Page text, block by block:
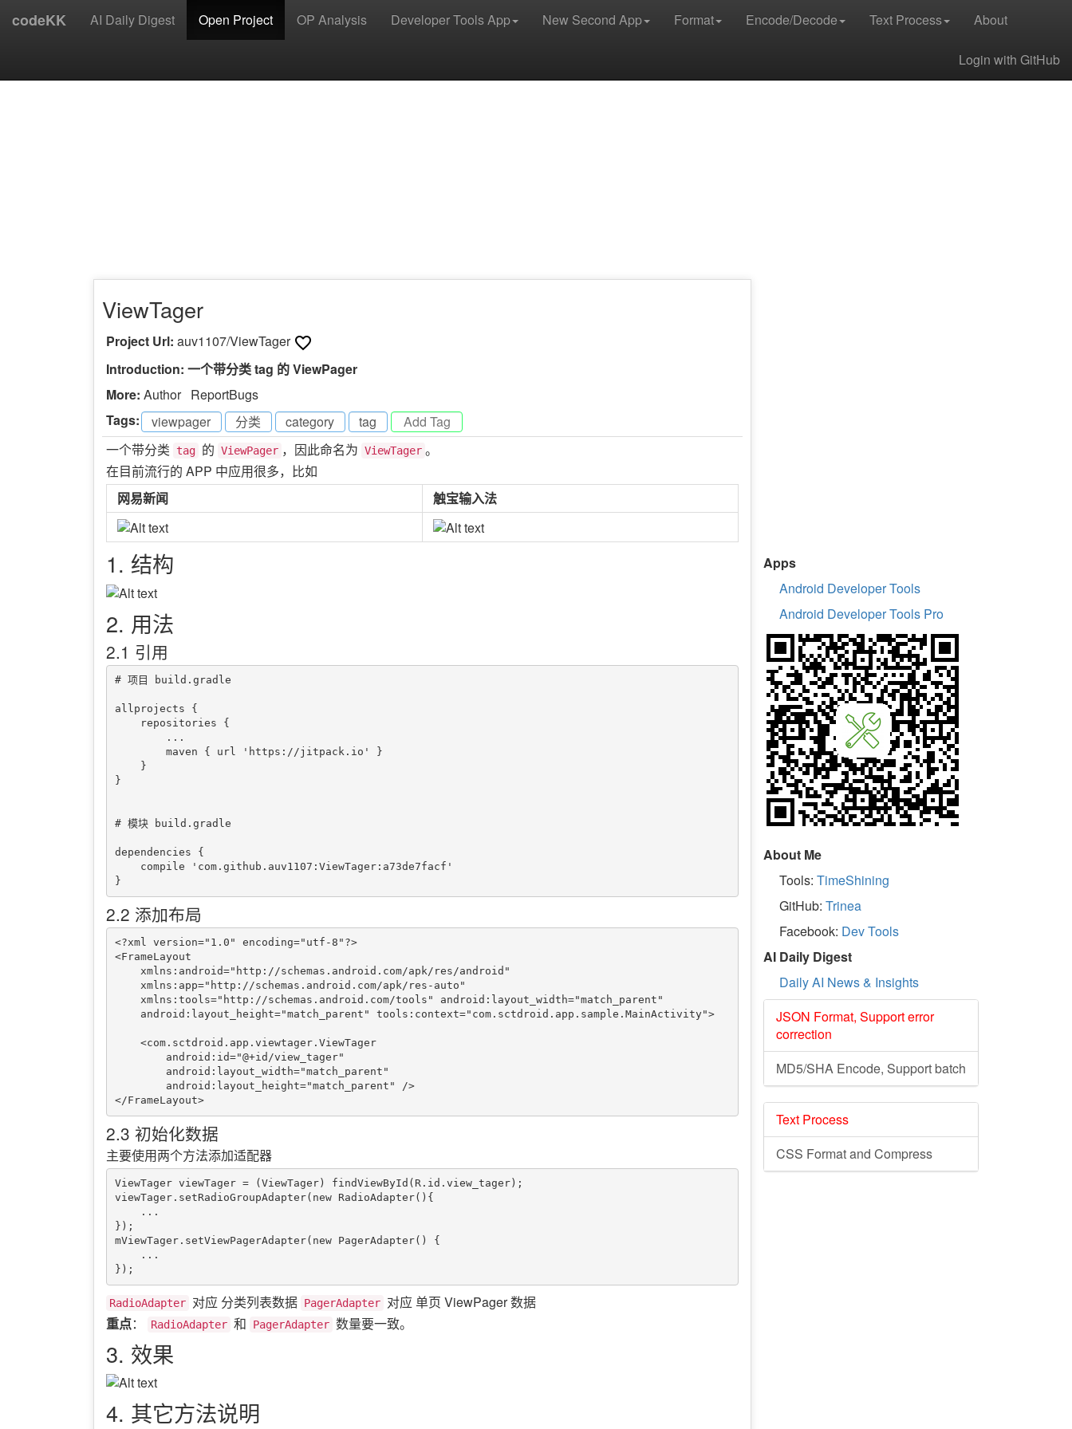
codeKK AI Daily Digest Open Project OP Analysis Developer Tools App New Second App Format Encode/Decode Text Process About
Login with GitHub
ViewTager
Project Url: auv1107/ViewTager
Introduction: 一个带分类 tag 的 ViewPager
More: Author ReportBugs
Tags:
viewpager 分类 category tag
一个带分类
tag 的 ViewPager ，因此命名为 ViewTager 。
在目前流行的 APP 中应用很多，比如
网易新闻
触宝输入法
1. 结构
2. 用法
2.1 引用
# 项目 build.gradle
allprojects {
}
# 模块 build.gradle
dependencies {
2.2 添加布局
<?xml version="1.0" encoding="utf-8"?>
<FrameLayout
</FrameLayout>
2.3 初始化数据
主要使用两个方法添加适配器
ViewTager viewTager = (ViewTager) findViewById(R.id.view_tager);
viewTager.setRadioGroupAdapter(new RadioAdapter(){
});
mViewTager.setViewPagerAdapter(new PagerAdapter() {
RadioAdapter 对应 分类列表数据 PagerAdapter 对应 单页 ViewPager 数据
重点： RadioAdapter 和 PagerAdapter 数量要一致。
3. 效果
4. 其它方法说明
Apps
Android Developer Tools
Android Developer Tools Pro
About Me
Tools: TimeShining
GitHub: Trinea
Facebook: Dev Tools
AI Daily Digest
Daily AI News & Insights
JSON Format, Support error
correction
MD5/SHA Encode, Support batch
Text Process
CSS Format and Compress